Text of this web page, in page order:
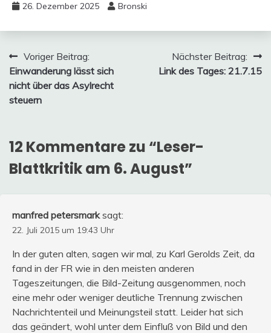
26. Dezember 2025 Bronski
Beitragsnavigation
Voriger Beitrag:
Einwanderung lässt sich
nicht über das Asylrecht
steuern
Nächster Beitrag:
Link des Tages: 21.7.15
12 Kommentare zu “Leser-
Blattkritik am 6. August”
manfred petersmark sagt:
22. Juli 2015 um 19:43 Uhr
In der guten alten, sagen wir mal, zu Karl Gerolds Zeit, da
fand in der FR wie in den meisten anderen
Tageszeitungen, die Bild-Zeitung ausgenommen, noch
eine mehr oder weniger deutliche Trennung zwischen
Nachrichtenteil und Meinungsteil statt. Leider hat sich
das geändert, wohl unter dem Einfluß von Bild und den